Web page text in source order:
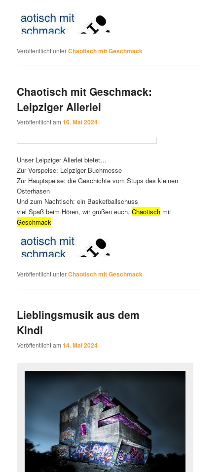
Veröffentlicht unterChaotisch mit Geschmack
Chaotisch mit Geschmack:
Leipziger Allerlei
Veröffentlicht am16. Mai 2024
Unser Leipziger Allerleibietet…
Zur Vorspeise: Leipziger Buchmesse
Zur Hauptspeise: die Geschichte vom Stups des kleinen
Osterhasen
Und zum Nachtisch: ein Basketballschuss
viel Spaß beim Hören, wir grüßen euch,Chaotisch mit
Geschmack
Veröffentlicht unterChaotisch mit Geschmack
Lieblingsmusik aus dem
Kindi
Veröffentlicht am14. Mai 2024